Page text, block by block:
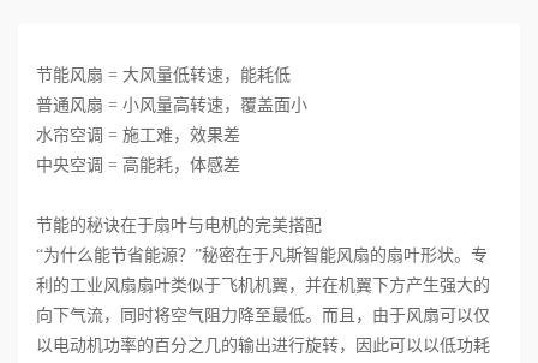
节能风扇 = 大风量低转速，能耗低
普通风扇 = 小风量高转速，覆盖面小
水帘空调 = 施工难，效果差
中央空调 = 高能耗，体感差
节能的秘诀在于扇叶与电机的完美搭配
“为什么能节省能源？”秘密在于凡斯智能风扇的扇叶形状。专
利的工业风扇扇叶类似于飞机机翼，并在机翼下方产生强大的
向下气流，同时将空气阻力降至最低。而且，由于风扇可以仅
以电动机功率的百分之几的输出进行旋转，因此可以以低功耗